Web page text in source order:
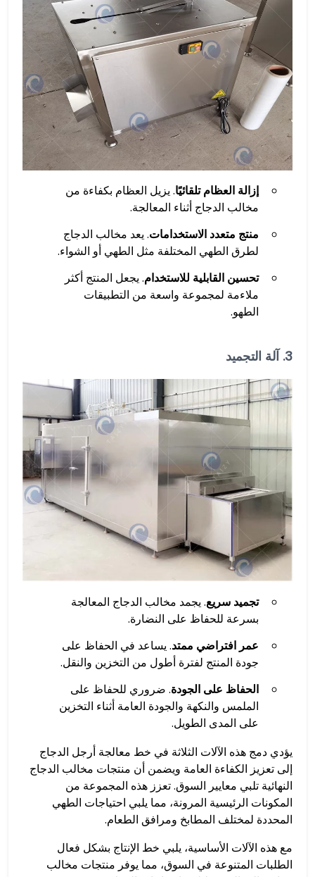
إزالة العظام تلقائيًا. يزيل العظام بكفاءة من
مخالب الدجاج أثناء المعالجة.
منتج متعدد الاستخدامات. يعد مخالب الدجاج
لطرق الطهي المختلفة مثل الطهي أو الشواء.
تحسين القابلية للاستخدام. يجعل المنتج أكثر
ملاءمة لمجموعة واسعة من التطبيقات
الطهو.
3. آلة التجميد
تجميد سريع. يجمد مخالب الدجاج المعالجة
بسرعة للحفاظ على النضارة.
عمر افتراضي ممتد. يساعد في الحفاظ على
جودة المنتج لفترة أطول من التخزين والنقل.
الحفاظ على الجودة. ضروري للحفاظ على
الملمس والنكهة والجودة العامة أثناء التخزين
على المدى الطويل.
يؤدي دمج هذه الآلات الثلاثة في خط معالجة أرجل الدجاج
إلى تعزيز الكفاءة العامة ويضمن أن منتجات مخالب الدجاج
النهائية تلبي معايير السوق. تعزز هذه المجموعة من
المكونات الرئيسية المرونة، مما يلبي احتياجات الطهي
المحددة لمختلف المطابخ ومرافق الطعام.
مع هذه الآلات الأساسية، يلبي خط الإنتاج بشكل فعال
الطلبات المتنوعة في السوق، مما يوفر منتجات مخالب